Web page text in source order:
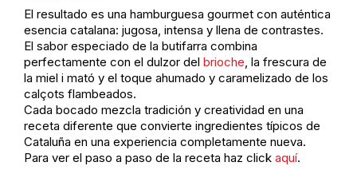
El resultado es una hamburguesa gourmet con auténtica
esencia catalana: jugosa, intensa y llena de contrastes.
El sabor especiado de la butifarra combina
perfectamente con el dulzor del brioche, la frescura de
la miel i mató y el toque ahumado y caramelizado de los
calçots flambeados.
Cada bocado mezcla tradición y creatividad en una
receta diferente que convierte ingredientes típicos de
Cataluña en una experiencia completamente nueva.
Para ver el paso a paso de la receta haz click aquí.